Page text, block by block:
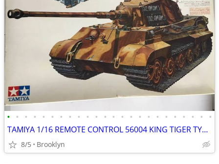
• • • • • • • • • • • • • • • • • • • • • • • •
TAMIYA 1/16 REMOTE CONTROL 56004 KING TIGER TYPE VI GERMAN TANK RADIO
8/5 Brooklyn